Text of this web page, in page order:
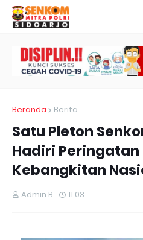
Beranda Berita
Satu Pleton
Hadiri Peringatan
Kebangkitan
Admin B 11.03